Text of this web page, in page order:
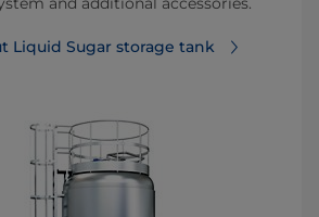
Liquid Sugar storage tank